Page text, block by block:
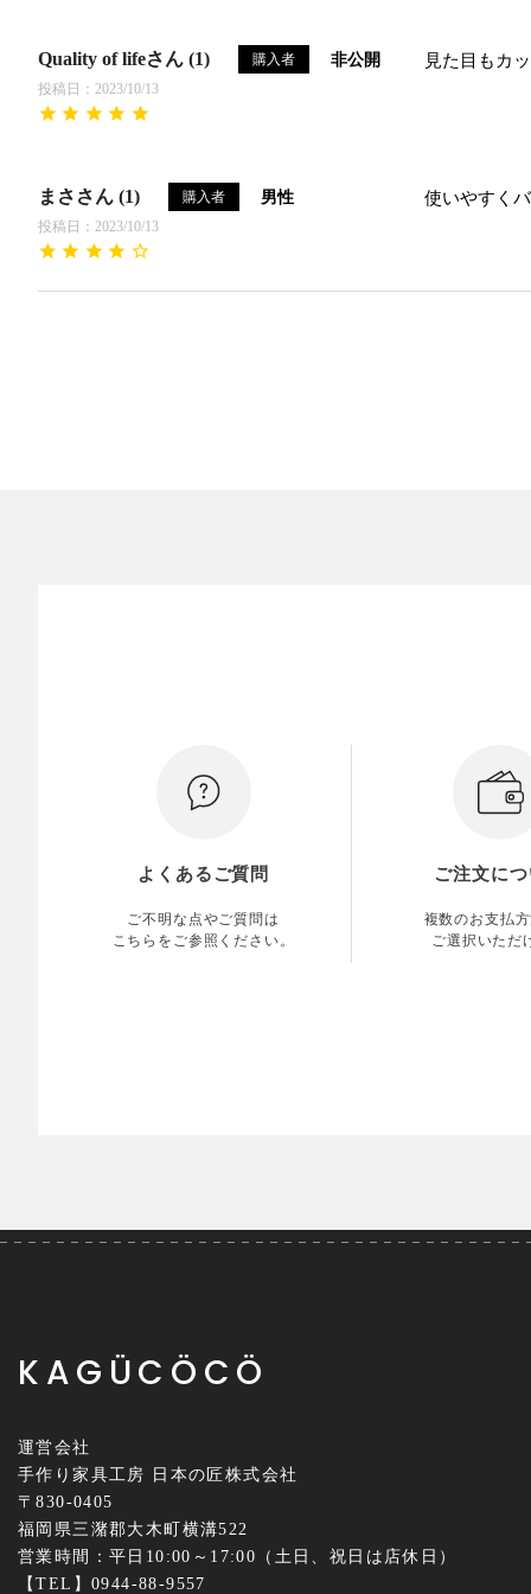
Quality of life 1 購入者 非公開
投稿日 2023/10/13
見た目もカ
まさ 1 購入者 男性
投稿日 2023/10/13
使いやすく
よくあるご質問
ご不明な点やご質問は
こちらをご参照ください。
ご注文に
複数のお支払
ご選択いただ
KAGÜCÖCÖ
運営会社
手作り家具工房 日本の匠株式会社
〒830-0405
福岡県三潴郡大木町横溝522
営業時間：平日10:00～17:00（土日、祝日は店休日）
【TEL】0944-88-9557